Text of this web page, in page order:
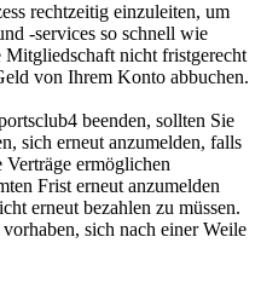
rechtzeitig einzuleiten, um
-services so schnell wie
nicht fristgerecht
von Ihrem Konto abbuchen.
beenden, sollten Sie
sich erneut anzumelden, falls
Verträge ermöglichen
Frist erneut anzumelden
erneut bezahlen zu müssen.
sich nach einer Weile